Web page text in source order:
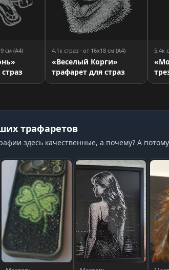
см (A4) 4,1к страз · от 16x18 см (A4)
«Веселый Корги»
трафарет для страз
5,4к
для
трафаретов
здесь качественные, а почему? А